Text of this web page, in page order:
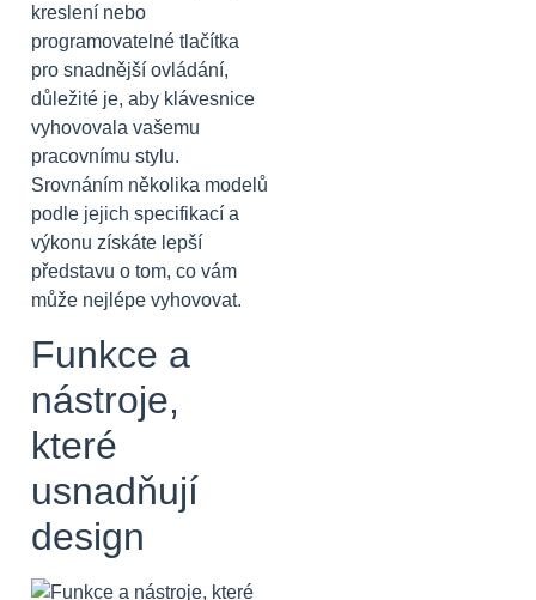
kreslení nebo
programovatelné tlačítka
pro snadnější ovládání,
důležité je, aby klávesnice
vyhovovala vašemu
pracovnímu stylu.
Srovnáním několika modelů
podle jejich specifikací a
výkonu získáte lepší
představu o tom, co vám
může nejlépe vyhovovat.
Funkce a
nástroje,
které
usnadňují
design